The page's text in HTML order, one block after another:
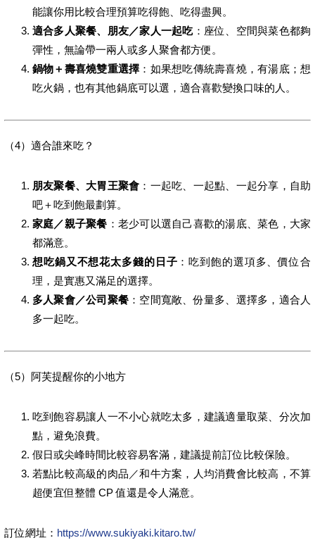
能讓你用比較合理預算吃得飽、吃得盡興。
適合多人聚餐、朋友／家人一起吃：座位、空間與菜色都夠
彈性，無論帶一兩人或多人聚會都方便。
鍋物＋壽喜燒雙重選擇 ：如果想吃傳統壽喜燒，有湯底；想
吃火鍋，也有其他鍋底可以選，適合喜歡變換口味的人。
（4）適合誰來吃？
朋友聚餐、大胃王聚會 ：一起吃、一起點、一起分享，自助
吧＋吃到飽最劃算。
家庭／親子聚餐 ：老少可以選自己喜歡的湯底、菜色，大家
都滿意。
想吃鍋又不想花太多錢的日子 ：吃到飽的選項多、價位合
理，是實惠又滿足的選擇。
多人聚會／公司聚餐 ：空間寬敞、份量多、選擇多，適合人
多一起吃。
（5）阿芙提醒你的小地方
吃到飽容易讓人一不小心就吃太多，建議適量取菜、分次加
點，避免浪費。
假日或尖峰時間比較容易客滿，建議提前訂位比較保險。
若點比較高級的肉品／和牛方案，人均消費會比較高，不算
超便宜但整體 CP 值還是令人滿意。
訂位網址： https://www.sukiyaki.kitaro.tw/